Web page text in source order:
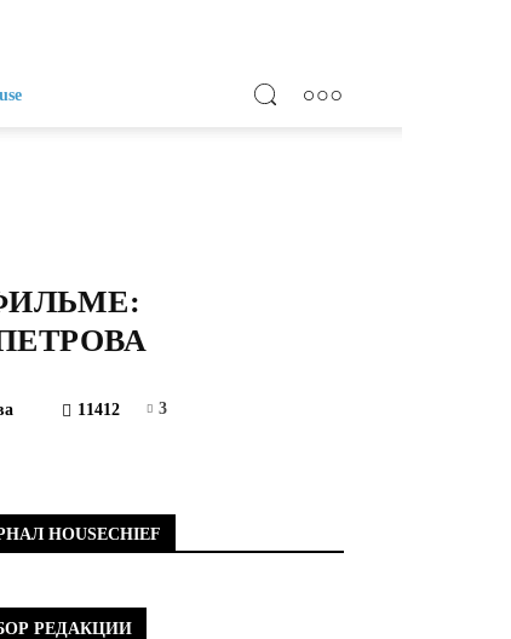
11412 3
HOUSECHIEF
РЕДАКЦИИ